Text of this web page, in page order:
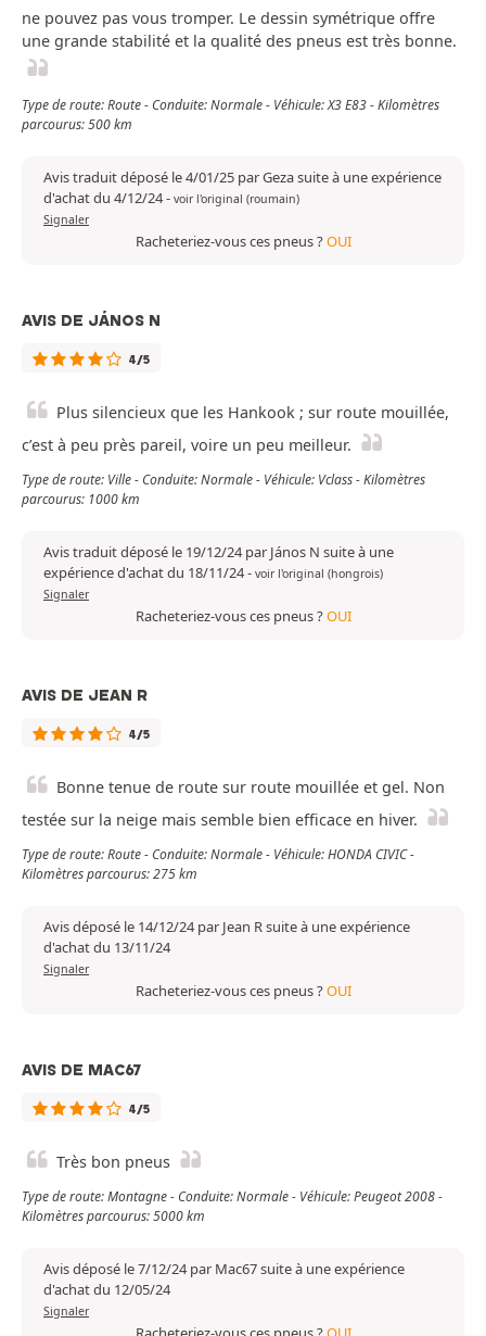
ne pouvez pas vous tromper. Le dessin symétrique offre
une grande stabilité et la qualité des pneus est très bonne.
Type de route: Route - Conduite: Normale - Véhicule: X3 E83 - Kilomètres
parcourus: 500 km
Avis traduit déposé le 4/01/25 par Geza suite à une expérience
d'achat du 4/12/24- voir l'original (roumain)
Signaler
Racheteriez-vous ces pneus ?OUI
AVIS DE JÁNOS N
4/5
Plus silencieux que les Hankook ; sur route mouillée,
c’est à peu près pareil, voire un peu meilleur.
Type de route: Ville - Conduite: Normale - Véhicule: Vclass - Kilomètres
parcourus: 1000 km
Avis traduit déposé le 19/12/24 par János N suite à une
expérience d'achat du 18/11/24- voir l'original (hongrois)
Signaler
Racheteriez-vous ces pneus ?OUI
AVIS DE JEAN R
4/5
Bonne tenue de route sur route mouillée et gel. Non
testée sur la neige mais semble bien efficace en hiver.
Type de route: Route - Conduite: Normale - Véhicule: HONDA CIVIC -
Kilomètres parcourus: 275 km
Avis déposé le 14/12/24 par Jean R suite à une expérience
d'achat du 13/11/24
Signaler
Racheteriez-vous ces pneus ?OUI
AVIS DE MAC67
4/5
Très bon pneus
Type de route: Montagne - Conduite: Normale - Véhicule: Peugeot 2008 -
Kilomètres parcourus: 5000 km
Avis déposé le 7/12/24 par Mac67 suite à une expérience
d'achat du 12/05/24
Signaler